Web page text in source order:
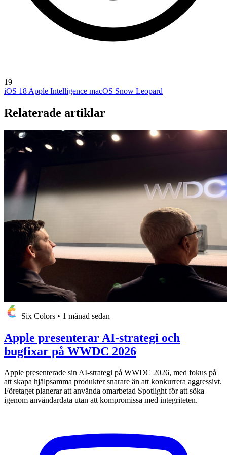
19
iOS 18 Apple Intelligence macOS Snow Leopard
Relaterade artiklar
Six Colors • 1 månad sedan
Apple presenterar AI-strategi och
bugfixar på WWDC 2026
Apple presenterade sin AI-strategi på WWDC 2026, med fokus på
att skapa hjälpsamma produkter snarare än att konkurrera aggressivt.
Företaget planerar att använda omarbetad Spotlight för att söka
igenom användardata utan att kompromissa med integriteten.